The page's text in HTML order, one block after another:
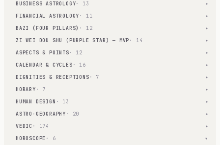
BUSINESS ASTROLOGY· 13 ▾
FINANCIAL ASTROLOGY · 11 ▾
BAZI (FOUR PILLARS) · 12 ▾
ZI WEI DOU SHU (PURPLE STAR) — MVP · 14 ▾
ASPECTS & POINTS · 12 ▾
CALENDAR & CYCLES · 16 ▾
DIGNITIES & RECEPTIONS · 7 ▾
HORARY · 7 ▾
HUMAN DESIGN · 13 ▾
ASTRO-GEOGRAPHY · 20 ▾
VEDIC · 174 ▾
HOROSCOPE · 6 ▾